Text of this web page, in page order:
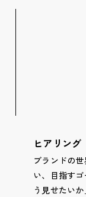
ヒアリング
ブランドの
い、目指す
う見せたい